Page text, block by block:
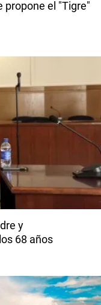
propone el "Tigre"
y
68 años